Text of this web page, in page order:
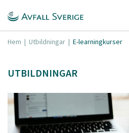
Hem | Utbildningar | E-learningkurser
UTBILDNINGAR